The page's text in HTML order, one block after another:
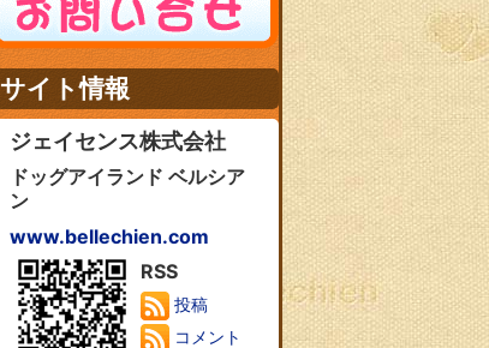
サイト情報
ジェイセンス株式会社
ドッグアイランド ベルシア
ン
www.bellechien.com
RSS
投稿
コメント